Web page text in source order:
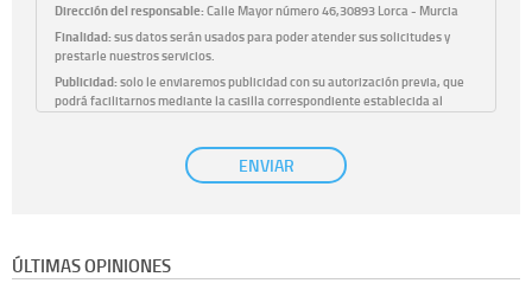
Dirección del responsable:Calle Mayor número 46,30893 Lorca - Murcia
Finalidad:sus datos serán usados para poder atender sus solicitudes y
prestarle nuestros servicios.
Publicidad:solo le enviaremos publicidad con su autorización previa, que
podrá facilitarnos mediante la casilla correspondiente establecida al
efecto.
únicamente trataremos sus datos con su consentimiento
previo, que podrá facilitarnos mediante la casilla correspondiente
Derechos:tiene derecho a saber qué información tenemos sobre usted,
ENVIAR
ÚLTIMAS OPINIONES